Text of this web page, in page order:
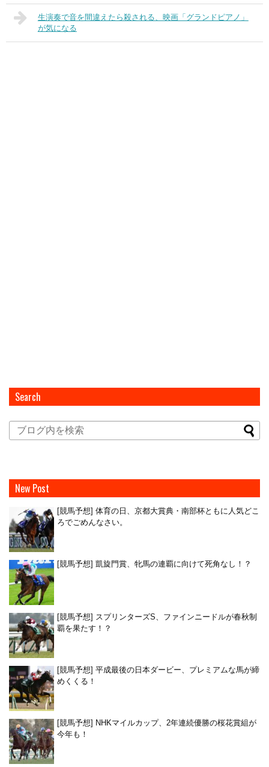
生演奏で音を間違えたら殺される、映画「グランドピアノ」
が気になる
Search
New Post
[競馬予想] 体育の日、京都大賞典・南部杯ともに人気どこ
ろでごめんなさい。
[競馬予想] 凱旋門賞、牝馬の連覇に向けて死角なし！？
[競馬予想] スプリンターズS、ファインニードルが春秋制
覇を果たす！？
[競馬予想] 平成最後の日本ダービー、プレミアムな馬が締
めくくる！
[競馬予想] NHKマイルカップ、2年連続優勝の桜花賞組が
今年も！